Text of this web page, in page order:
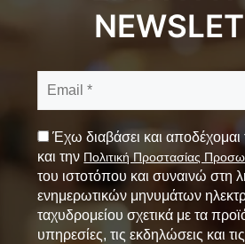
Έχω διαβάσει και
και την Πολιτική Προστασίας
του ιστοτόπου και συναινώ στη
ενημερωτικών μηνυμάτων
ταχυδρομείου σχετικά με τα
υπηρεσίες, τις εκδηλώσεις και